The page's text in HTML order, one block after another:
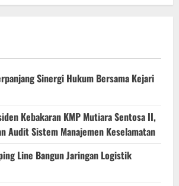
Sinergi Hukum Bersama Kejari
Kebakaran KMP Mutiara Sentosa II,
Audit Sistem Manajemen Keselamatan
Line Bangun Jaringan Logistik